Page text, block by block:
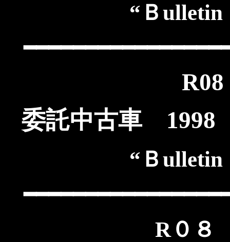
“Ｂulletin
委託中古車
“Ｂulletin
R０